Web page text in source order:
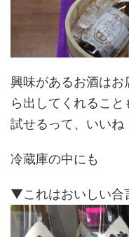
興味があるお酒は
ら出してくれること
試せるって、いいね
冷蔵庫の中にも
▼これはおいしい合